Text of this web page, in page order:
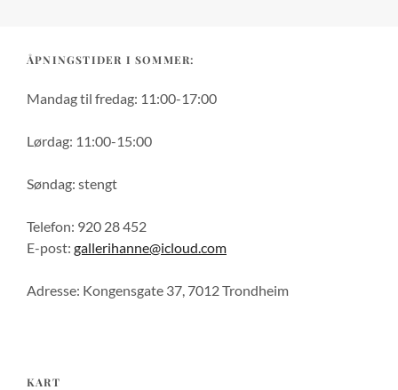
ÅPNINGSTIDER I SOMMER:
Mandag til fredag: 11:00-17:00
Lørdag: 11:00-15:00
Søndag: stengt
Telefon: 920 28 452
E-post: gallerihanne@icloud.com
Adresse: Kongensgate 37, 7012 Trondheim
KART